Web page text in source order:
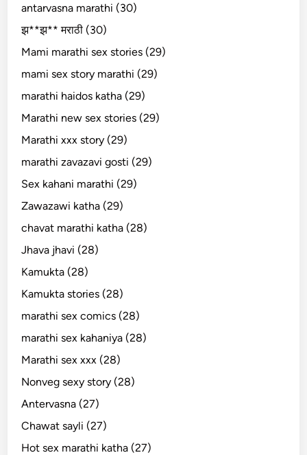
antarvasna marathi (30)
झ**झ** मराठी (30)
Mami marathi sex stories (29)
mami sex story marathi (29)
marathi haidos katha (29)
Marathi new sex stories (29)
Marathi xxx story (29)
marathi zavazavi gosti (29)
Sex kahani marathi (29)
Zawazawi katha (29)
chavat marathi katha (28)
Jhava jhavi (28)
Kamukta (28)
Kamukta stories (28)
marathi sex comics (28)
marathi sex kahaniya (28)
Marathi sex xxx (28)
Nonveg sexy story (28)
Antervasna (27)
Chawat sayli (27)
Hot sex marathi katha (27)